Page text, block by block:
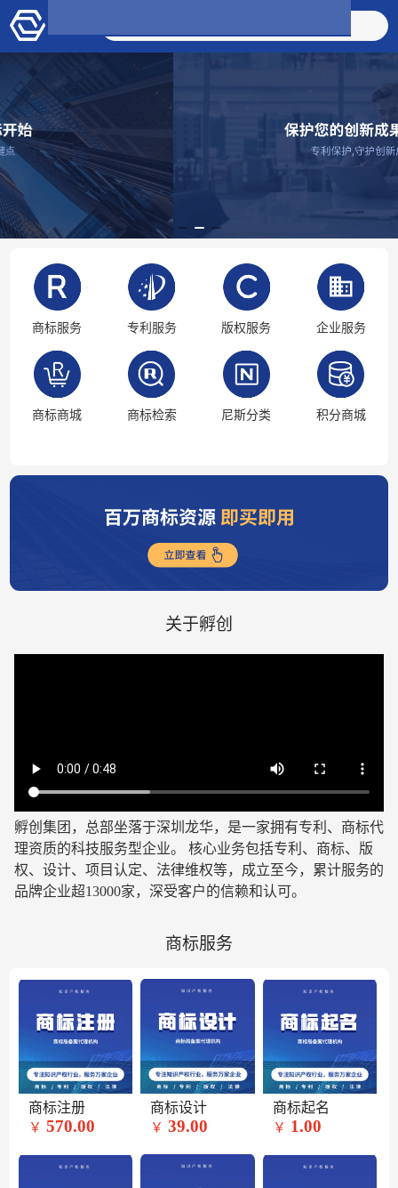
商标服务 专利服务 版权服务 企业服务
商标商城 商标检索 尼斯分类 积分商城
关于孵创
孵创集团，总部坐落于深圳龙华，是一家拥有专利、商标代
理资质的科技服务型企业。 核心业务包括专利、商标、版
权、设计、项目认定、法律维权等，成立至今，累计服务的
品牌企业超13000家，深受客户的信赖和认可。
商标服务
商标注册
￥ 570.00
商标设计
￥ 39.00
商标起名
￥ 1.00